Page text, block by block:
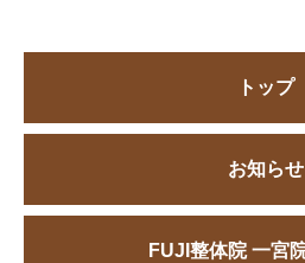
トップ
お知らせ
FUJI整体院 一宮